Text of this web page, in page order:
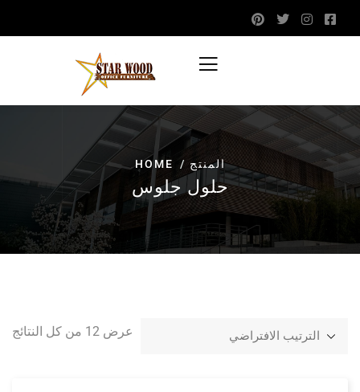
HOME المنتج
حلول جلوس
عرض ⁦12⁩ من كل النتائج